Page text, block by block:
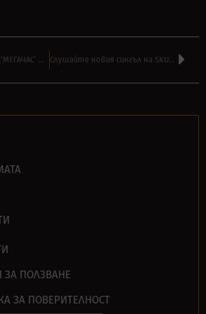
ДНЕС в предаването ‘МЕГАЧАС’ на АНДРЕЙ ВЛАДОВ от Лондон в 16:00 Слушайте новия сингъл на SKUNK ANANSIE – ‘Piggy’
ЗА ПОЛЗВАНЕ
ЗА ПОВЕРИТЕЛНОСТ